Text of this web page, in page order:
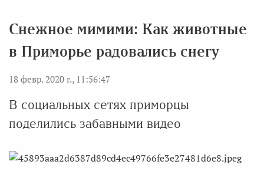
Снежное мимими: Как животные
в Приморье радовались снегу
18 февр. 2020 г., 11:56:47
В социальных сетях приморцы
поделились забавными видео